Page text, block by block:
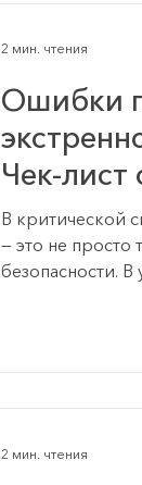
критически
Ошибки
Чек-лист
В критической
— это не просто
безопасности.
связи на улице
экстренной
2 мин. чтения
2 мин. чтения